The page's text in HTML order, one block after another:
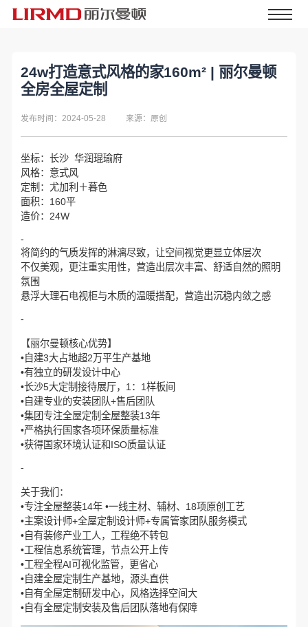
24w打造意式风格的家160m² | 丽尔曼顿
全房全屋定制
发布时间：2024-05-28 来源：原创
坐标：长沙 华润琨瑜府
风格：意式风
定制：尤加利＋暮色
面积：160平
造价：24W
-
将简约的气质发挥的淋漓尽致，让空间视觉更显立体层次
不仅美观，更注重实用性，营造出层次丰富、舒适自然的照明
氛围
悬浮大理石电视柜与木质的温暖搭配，营造出沉稳内敛之感
-
【丽尔曼顿核心优势】
•自建3大占地超2万平生产基地
•有独立的研发设计中心
•长沙5大定制接待展厅，1：1样板间
•自建专业的安装团队+售后团队
•集团专注全屋定制全屋整装13年
•严格执行国家各项环保质量标准
•获得国家环境认证和ISO质量认证
-
关于我们：
•专注全屋整装14年 •一线主材、辅材、18项原创工艺
•主案设计师+全屋定制设计师+专属管家团队服务模式
•自有装修产业工人，工程绝不转包
•工程信息系统管理，节点公开上传
•工程全程AI可视化监管，更省心
•自建全屋定制生产基地，源头直供
•自有全屋定制研发中心，风格选择空间大
•自有全屋定制安装及售后团队落地有保障